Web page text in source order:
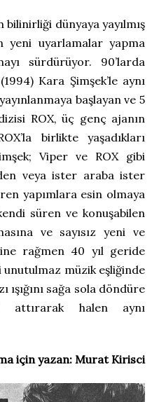
dünyaya yayılmış
yeni uyarlamalar yapma
sürdürüyor. 90’larda
Kara Şimşek’le aynı
başlayan ve 5
ROX, üç genç ajanın
birlikte yaşadıkları
Viper ve ROX gibi
veya ister araba ister
yapımlara esin olmaya
süren ve konuşabilen
ve sayısız yeni ve
rağmen 40 yıl geride
unutulmaz müzik eşliğinde
ışığını sağa sola döndüre
attırarak halen aynı
için yazan: Murat Kirisci